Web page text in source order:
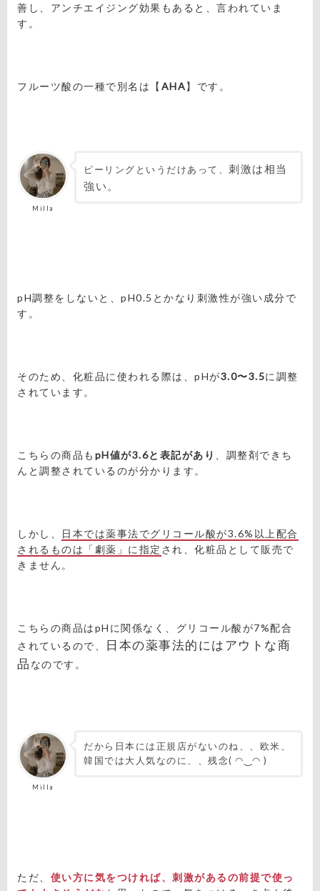
善し、アンチエイジング効果もあると、言われていま
す。
フルーツ酸の一種で別名は【 AHA】です。
Milla
ピーリングというだけあって、 刺激は相当
強い。
pH調整をしないと、pH0.5とかなり刺激性が強い成分で
す。
そのため、化粧品に使われる際は、pHが3.0〜3.5に調整
されています。
こちらの商品も pH値が3.6と表記があり
、調整剤できち
んと調整されているのが分かります。
しかし、
日本では薬事法でグリコール酸が3.6%以上配合
されるものは「劇薬」に指定 され、化粧品として販売で
きません。
こちらの商品はpHに関係なく、グリコール酸が7%配合
されているので、
日本の薬事法的にはアウトな商
品 なのです。
Milla
だから日本には正規店がないのね、、欧米、
韓国では大人気なのに、、残念( ◠‿◠ )
ただ、 使い方に気をつければ、刺激があるの前提で使っ